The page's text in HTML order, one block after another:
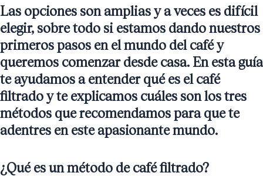
Las opciones son amplias y a veces es difícil
elegir, sobre todo si estamos dando nuestros
primeros pasos en el mundo del café y
queremos comenzar desde casa. En esta guía
te ayudamos a entender qué es el café
filtrado y te explicamos cuáles son los tres
métodos que recomendamos para que te
adentres en este apasionante mundo.
¿Qué es un método de café filtrado?